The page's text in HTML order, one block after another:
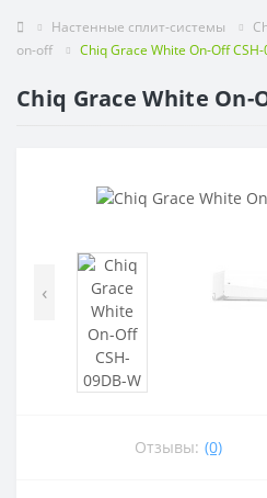
Настенные сплит-системы
on-off
Chiq Grace White On-Off
Chiq Grace White On-
‹
Отзывы: (0)